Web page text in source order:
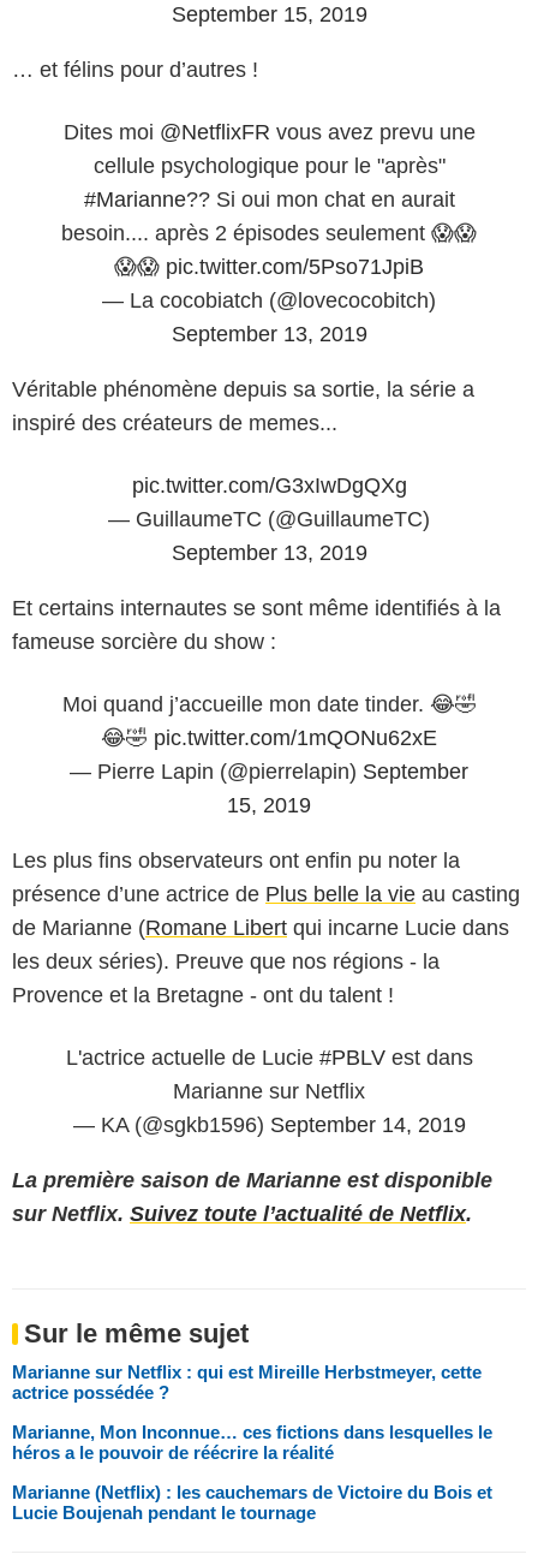
September 15, 2019
… et félins pour d’autres !
Dites moi @NetflixFR vous avez prevu une
cellule psychologique pour le "après"
#Marianne?? Si oui mon chat en aurait
besoin.... après 2 épisodes seulement 😱😱
😱😱 pic.twitter.com/5Pso71JpiB
— La cocobiatch (@lovecocobitch)
September 13, 2019
Véritable phénomène depuis sa sortie, la série a
inspiré des créateurs de memes...
pic.twitter.com/G3xIwDgQXg
— GuillaumeTC (@GuillaumeTC)
September 13, 2019
Et certains internautes se sont même identifiés à la
fameuse sorcière du show :
Moi quand j’accueille mon date tinder. 😂🤣
😂🤣 pic.twitter.com/1mQONu62xE
— Pierre Lapin (@pierrelapin) September
15, 2019
Les plus fins observateurs ont enfin pu noter la
présence d’une actrice de Plus belle la vie au casting
de Marianne (Romane Libert qui incarne Lucie dans
les deux séries). Preuve que nos régions - la
Provence et la Bretagne - ont du talent !
L'actrice actuelle de Lucie #PBLVest dans
Marianne sur Netflix
— KA (@sgkb1596) September 14, 2019
La première saison de Marianne est disponible
sur Netflix. Suivez toute l’actualité de Netflix.
Sur le même sujet
Marianne sur Netflix : qui est Mireille Herbstmeyer, cette
actrice possédée ?
Marianne, Mon Inconnue… ces fictions dans lesquelles le
héros a le pouvoir de réécrire la réalité
Marianne (Netflix) : les cauchemars de Victoire du Bois et
Lucie Boujenah pendant le tournage